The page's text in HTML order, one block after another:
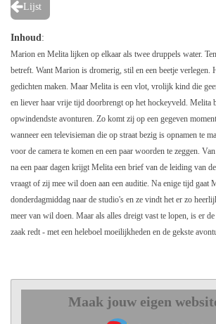
Lijst
Inhoud:
Marion en Melita lijken op elkaar als twee druppels water.
betreft. Want Marion is dromerig, stil en een beetje verlegen.
gedichten maken. Maar Melita is een vlot, vrolijk kind die
en liever haar vrije tijd doorbrengt op het hockeyveld. Melita
opwindendste avonturen. Zo komt zij op een gegeven
wanneer een televisieman die op straat bezig is opnamen te
voor de camera te komen en een paar woorden te zeggen.
na een paar dagen krijgt Melita een brief van de leiding van
vraagt of zij mee wil doen aan een auditie. Na enige tijd gaat
donderdagmiddag naar de studio's en ze vindt het er zo
meer van wil doen. Maar als alles dreigt vast te lopen, is er
zaak redt - met een heleboel moeilijkheden en de gekste
Maak jouw eigen
JouwWeb